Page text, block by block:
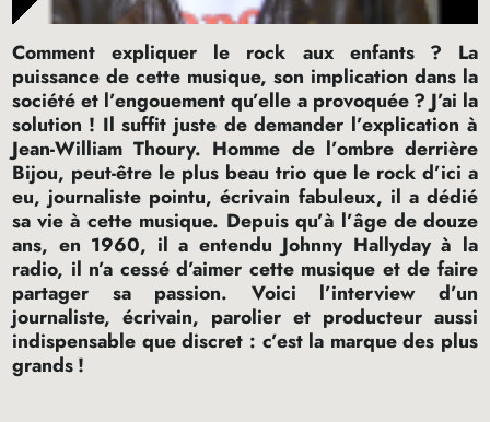
Comment expliquer le rock aux enfants ? La
puissance de cette musique, son implication dans la
société et l’engouement qu’elle a provoquée ? J’ai la
solution ! Il suffit juste de demander l’explication à
Jean-William Thoury. Homme de l’ombre derrière
Bijou, peut-être le plus beau trio que le rock d’ici a
eu, journaliste pointu, écrivain fabuleux, il a dédié
sa vie à cette musique. Depuis qu’à l’âge de douze
ans, en 1960, il a entendu Johnny Hallyday à la
radio, il n’a cessé d’aimer cette musique et de faire
partager sa passion. Voici l’interview d’un
journaliste, écrivain, parolier et producteur aussi
indispensable que discret : c’est la marque des plus
grands!